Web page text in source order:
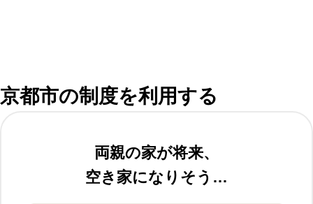
京都市の制度を利用する
両親の家が将来、
空き家になりそう…